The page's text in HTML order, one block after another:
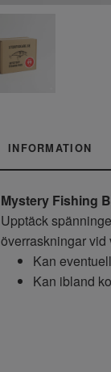
INFORMATION
Mystery Fishing
Upptäck
överraskningar vid
Kan
Kan ibland